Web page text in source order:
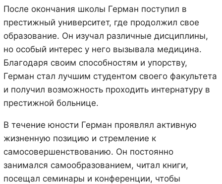
После окончания школы Герман поступил в
престижный университет, где продолжил свое
образование. Он изучал различные дисциплины,
но особый интерес у него вызывала медицина.
Благодаря своим способностям и упорству,
Герман стал лучшим студентом своего факультета
и получил возможность проходить интернатуру в
престижной больнице.
В течение юности Герман проявлял активную
жизненную позицию и стремление к
самосовершенствованию. Он постоянно
занимался самообразованием, читал книги,
посещал семинары и конференции, чтобы